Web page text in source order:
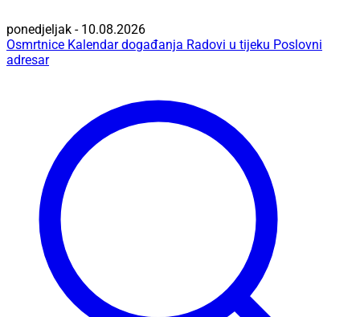
ponedjeljak - 10.08.2026
Osmrtnice Kalendar događanja Radovi u tijeku Poslovni
adresar